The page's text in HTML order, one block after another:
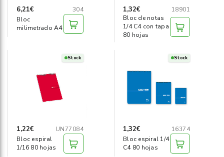
6,21€
304
Bloc
milimetrado A4
1,32€
18901
Bloc de notas
1/4 C4 con tapa
80 hojas
Stock
1,22€
UN77084
Bloc espiral
1/16 80 hojas
Stock
1,32€
16374
Bloc espiral 1/4
C4 80 hojas